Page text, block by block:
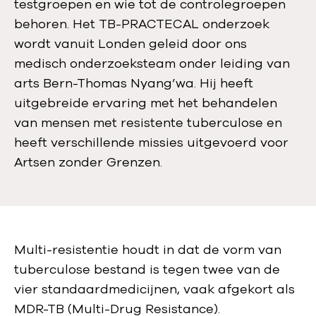
V
N
-
c
o
n
f
e
i
e
o
testgroepen en wie tot de controlegroepen
behoren. Het TB-PRACTECAL onderzoek
wordt vanuit Londen geleid door ons
medisch onderzoeksteam onder leiding van
arts Bern-Thomas Nyang’wa. Hij heeft
uitgebreide ervaring met het behandelen
van mensen met resistente tuberculose en
heeft verschillende missies uitgevoerd voor
Artsen zonder Grenzen.
Multi-resistentie houdt in dat de vorm van
tuberculose bestand is tegen twee van de
vier standaardmedicijnen, vaak afgekort als
MDR-TB (Multi-Drug Resistance).